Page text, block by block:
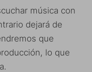
música con
dejará de
que
lo que